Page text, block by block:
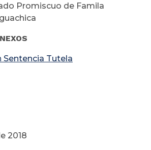
Promiscuo de Famila
Sentencia Tutela
2018